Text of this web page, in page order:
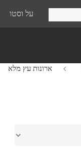
על וסטו
ארונות עץ מלא